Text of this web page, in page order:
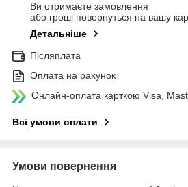
Ви отримаєте замовлення
або гроші повернуться на вашу
Детальніше
Післяплата
Оплата на рахунок
Онлайн-оплата карткою Visa,
Всі умови оплати
Умови повернення